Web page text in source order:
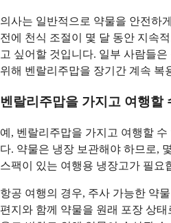
의사는 일반적으로 약물을 안전하
전에 천식 조절이 몇 달 동안 지속
고 싶어할 것입니다. 일부 사람들은
위해 벤랄리주맙을 장기간 계속 복
벤랄리주맙을 가지고 여행할
예, 벤랄리주맙을 가지고 여행할 수
다. 약물은 냉장 보관해야 하므로,
스팩이 있는 여행용 냉장고가 필요
항공 여행의 경우, 주사 가능한 약
편지와 함께 약물을 원래 포장 상